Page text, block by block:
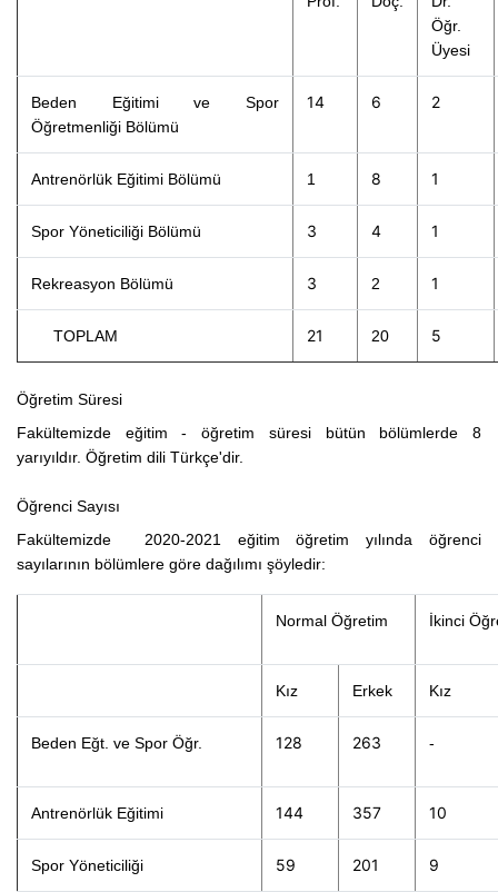
Öğr.
Üyesi
Beden Eğitimi ve Spor
Öğretmenliği Bölümü
14 6 2
Antrenörlük Eğitimi Bölümü 1 8 1
Spor Yöneticiliği Bölümü 3 4 1
Rekreasyon Bölümü 3 2 1
TOPLAM 21 20 5
Öğretim Süresi
Fakültemizde eğitim - öğretim süresi bütün bölümlerde 8
yarıyıldır. Öğretim dili Türkçe'dir.
Öğrenci Sayısı
Fakültemizde 2020-2021 eğitim öğretim yılında öğrenci
sayılarının bölümlere göre dağılımı şöyledir:
Normal Öğretim İkinci
Kız Erkek Kız
Beden Eğt. ve Spor Öğr. 128 263 -
Antrenörlük Eğitimi 144 357 10
Spor Yöneticiliği 59 201 9